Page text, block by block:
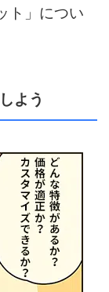
ト」につい
よう